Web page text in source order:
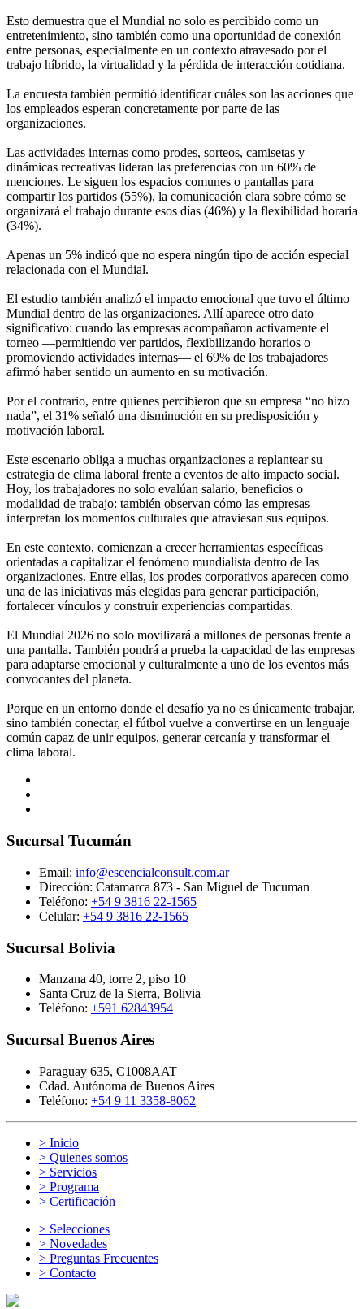
Esto demuestra que el Mundial no solo es percibido como un
entretenimiento, sino también como una oportunidad de conexión
entre personas, especialmente en un contexto atravesado por el
trabajo híbrido, la virtualidad y la pérdida de interacción cotidiana.
La encuesta también permitió identificar cuáles son las acciones que
los empleados esperan concretamente por parte de las
organizaciones.
Las actividades internas como prodes, sorteos, camisetas y
dinámicas recreativas lideran las preferencias con un 60% de
menciones. Le siguen los espacios comunes o pantallas para
compartir los partidos (55%), la comunicación clara sobre cómo se
organizará el trabajo durante esos días (46%) y la flexibilidad horaria
(34%).
Apenas un 5% indicó que no espera ningún tipo de acción especial
relacionada con el Mundial.
El estudio también analizó el impacto emocional que tuvo el último
Mundial dentro de las organizaciones. Allí aparece otro dato
significativo: cuando las empresas acompañaron activamente el
torneo —permitiendo ver partidos, flexibilizando horarios o
promoviendo actividades internas— el 69% de los trabajadores
afirmó haber sentido un aumento en su motivación.
Por el contrario, entre quienes percibieron que su empresa “no hizo
nada”, el 31% señaló una disminución en su predisposición y
motivación laboral.
Este escenario obliga a muchas organizaciones a replantear su
estrategia de clima laboral frente a eventos de alto impacto social.
Hoy, los trabajadores no solo evalúan salario, beneficios o
modalidad de trabajo: también observan cómo las empresas
interpretan los momentos culturales que atraviesan sus equipos.
En este contexto, comienzan a crecer herramientas específicas
orientadas a capitalizar el fenómeno mundialista dentro de las
organizaciones. Entre ellas, los prodes corporativos aparecen como
una de las iniciativas más elegidas para generar participación,
fortalecer vínculos y construir experiencias compartidas.
El Mundial 2026 no solo movilizará a millones de personas frente a
una pantalla. También pondrá a prueba la capacidad de las empresas
para adaptarse emocional y culturalmente a uno de los eventos más
convocantes del planeta.
Porque en un entorno donde el desafío ya no es únicamente trabajar,
sino también conectar, el fútbol vuelve a convertirse en un lenguaje
común capaz de unir equipos, generar cercanía y transformar el
clima laboral.
Sucursal Tucumán
Email: info@escencialconsult.com.ar
Dirección: Catamarca 873 - San Miguel de Tucuman
Teléfono: +54 9 3816 22-1565
Celular: +54 9 3816 22-1565
Sucursal Bolivia
Manzana 40, torre 2, piso 10
Santa Cruz de la Sierra, Bolivia
Teléfono: +591 62843954
Sucursal Buenos Aires
Paraguay 635, C1008AAT
Cdad. Autónoma de Buenos Aires
Teléfono: +54 9 11 3358-8062
> Inicio
> Quienes somos
> Servicios
> Programa
> Certificación
> Selecciones
> Novedades
> Preguntas Frecuentes
> Contacto